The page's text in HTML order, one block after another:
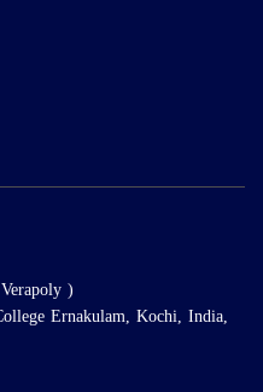
)
Ernakulam, Kochi, India,